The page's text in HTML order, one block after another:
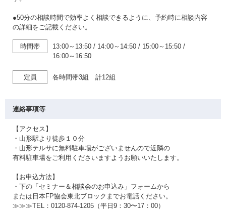
●50分の相談時間で効率よく相談できるように、予約時に相談内容
の詳細をご記載ください。
時間帯 13:00～13:50 / 14:00～14:50 / 15:00～15:50 /
16:00～16:50
定員 各時間帯3組 計12組
連絡事項等
【アクセス】
・山形駅より徒歩１０分
・山形テルサに無料駐車場がございませんので近隣の
有料駐車場をご利用くださいますようお願いいたします。
【お申込方法】
・下の「セミナー＆相談会のお申込み」フォームから
または日本FP協会東北ブロックまでお電話ください。
≫≫≫TEL：0120-874-1205（平日9：30〜17：00）